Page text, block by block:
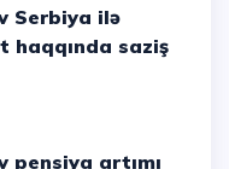
haqqında saziş